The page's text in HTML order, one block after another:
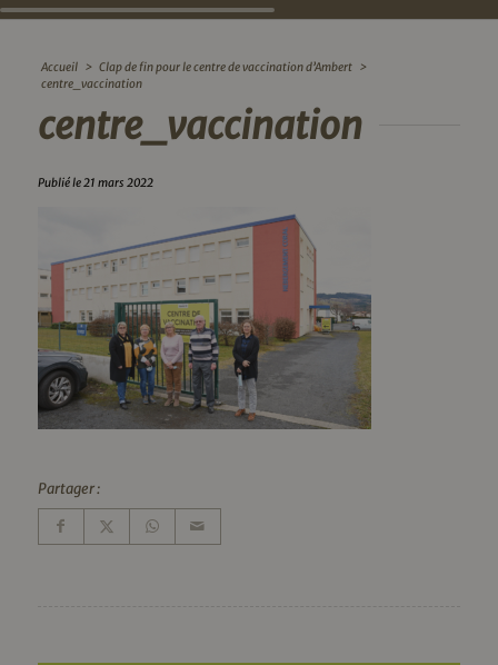
Accueil > Clap de fin pour le centre de vaccination d’Ambert >
centre_vaccination
centre_vaccination
Publié le 21 mars 2022
Partager :